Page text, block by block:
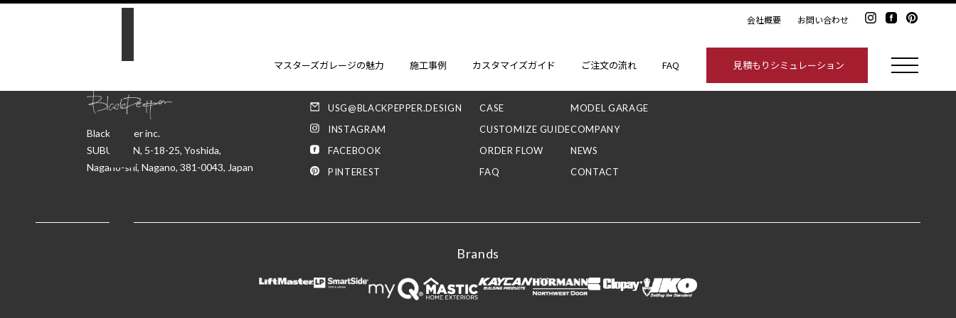
会社概要 お問い合わせ
マスターズガレージの魅力 施工事例 カスタマイズガイド ご注文の流れ FAQ 見積もりシミュレーション
BlackPepper inc.
SUBURBAN, 5-18-25, Yoshida,
Nagano-shi, Nagano, 381-0043, Japan
USG@BLACKPEPPER.DESIGN
INSTAGRAM
FACEBOOK
PINTEREST
CASE
CUSTOMIZE GUIDE
ORDER FLOW
FAQ
MODEL GARAGE
COMPANY
NEWS
CONTACT
Brands